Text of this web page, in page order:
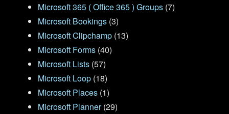
Microsoft 365 ( Office 365 ) Groups (7)
Microsoft Bookings (3)
Microsoft Clipchamp (13)
Microsoft Forms (40)
Microsoft Lists (57)
Microsoft Loop (18)
Microsoft Places (1)
Microsoft Planner(29)